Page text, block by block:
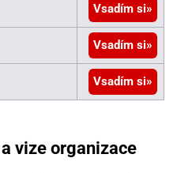
Vsadím si
Vsadím si
Vsadím si
vize organizace